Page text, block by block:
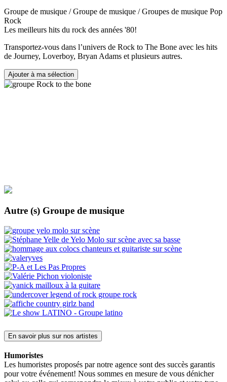
Groupe de musique / Groupe de musique / Groupes de musique Pop
Rock
Les meilleurs hits du rock des années '80!
Transportez-vous dans l’univers de Rock to The Bone avec les hits
de Journey, Loverboy, Bryan Adams et plusieurs autres.
Ajouter à ma sélection
Autre (s) Groupe de musique
En savoir plus sur nos artistes
Humoristes
Les humoristes proposés par notre agence sont des succès garantis
pour votre événement! Nous sommes en mesure de vous dénicher